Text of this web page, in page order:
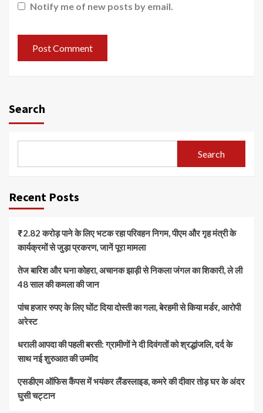
Notify me of new posts by email.
Search
Search
Recent Posts
₹2.82 करोड़ पाने के लिए भटक रहा परिवहन निगम, पीएम और गृह मंत्री के
कार्यक्रमों से जुड़ा प्रकरण, जानें पूरा मामला
तेज बारिश और घना कोहरा, अचानक झाड़ी से निकला जंगल का शिकारी, ले ली
48 साल की कमला की जान
पांच हजार रुपए के लिए घोंट दिया दोस्ती का गला, बेरहमी से किया मर्डर, आरोपी
अरेस्ट
धराली आपदा की पहली बरसी: ग्रामीणों ने दी दिवंगतों को श्रद्धांजलि, दर्द के
साथ नई शुरुआत की उम्मीद
एसडीएम ऑफिस कैंपस में भयंकर लैंडस्लाइड, कमरे की दीवार तोड़ घर के अंदर
घुसी चट्टान